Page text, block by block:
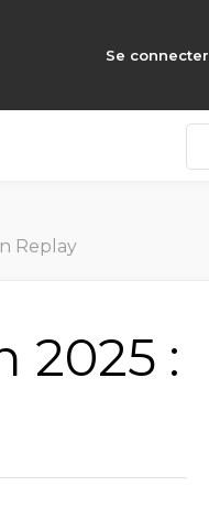
Se connecter
Replay
2025 :